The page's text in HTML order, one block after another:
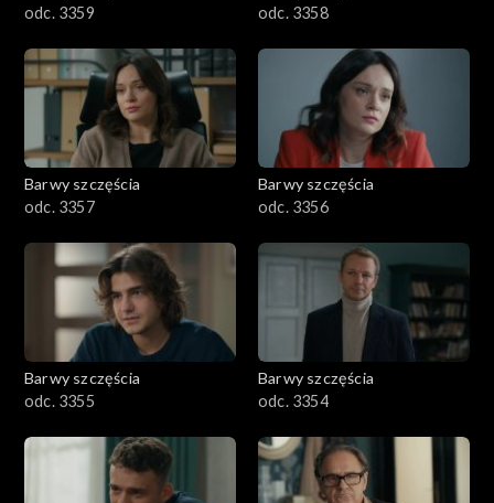
odc. 3359
odc. 3358
Barwy szczęścia
odc. 3357
Barwy szczęścia
odc. 3356
Barwy szczęścia
odc. 3355
Barwy szczęścia
odc. 3354